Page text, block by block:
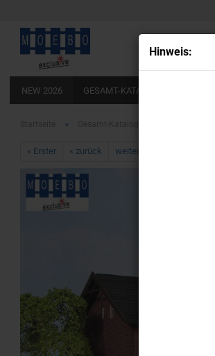
Hin­weis:
NEW 2026 GESAMT-KATALOG
» N- 800173
« Erster « zurück weiter »